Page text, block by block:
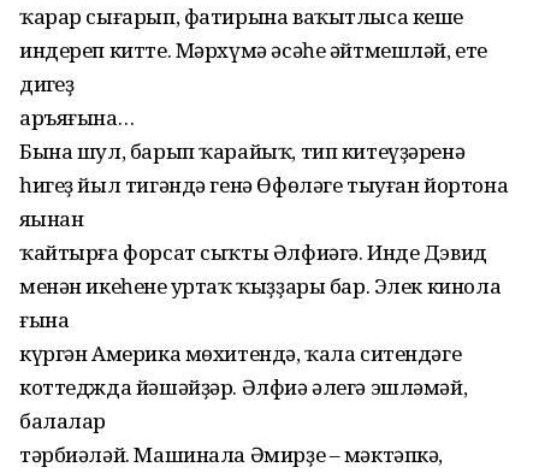
ҡарар сығарып, фатирына ваҡытлыса кеше
индереп китте. Мəрхүмə əсəһе əйтмешлəй, ете
диңгеҙ
аръяғына…
Бына шул, барып ҡарайыҡ, тип китеүҙəренə
һигеҙ йыл тигəндə генə Өфөлəге тыуған йортона
яңынан
ҡайтырға форсат сыҡты Əлфиəгə. Инде Дэвид
менəн икеһенең уртаҡ ҡыҙҙары бар. Элек кинола
ғына
күргəн Америка мөхитендə, ҡала ситендəге
коттеджда йəшəйҙəр. Əлфиə əлегə эшлəмəй,
балалар
тəрбиəлəй. Машинала Əмирҙе – мəктəпкə,